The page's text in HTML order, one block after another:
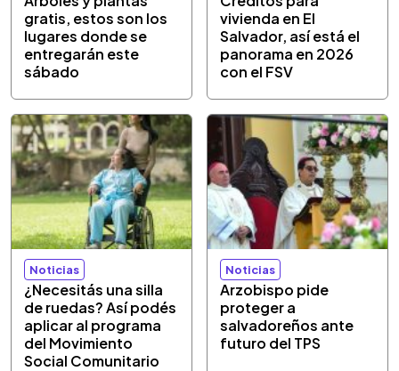
gratis, estos son los
lugares donde se
entregarán este
sábado
vivienda en El
Salvador, así está el
panorama en 2026
con el FSV
Noticias
¿Necesitás una silla
de ruedas? Así podés
aplicar al programa
del Movimiento
Social Comunitario
Noticias
Arzobispo pide
proteger a
salvadoreños ante
futuro del TPS